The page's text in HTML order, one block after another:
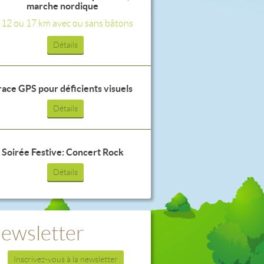
marche nordique
12 ou 17 km avec ou sans bâtons
Détails
GPS pour déficients visuels
Détails
Soirée Festive: Concert Rock
Détails
Inscrivez-vous à la newsletter